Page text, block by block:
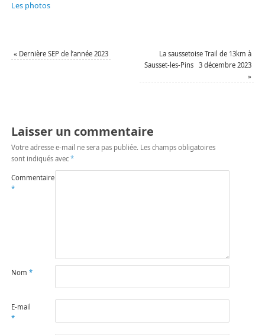
Les photos
« Dernière SEP de l’année 2023
La saussetoise Trail de 13km à
Sausset-les-Pins 3 décembre 2023
»
Laisser un commentaire
Votre adresse e-mail ne sera pas publiée. Les champs obligatoires
sont indiqués avec *
Commentaire
*
Nom *
E-mail
*